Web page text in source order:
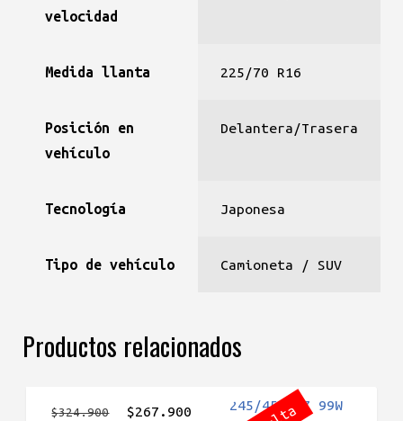
velocidad
Medida llanta 225/70 R16
Posición en
vehículo
Delantera/Trasera
Tecnología Japonesa
Tipo de vehículo Camioneta / SUV
Productos relacionados
$324.900
El$267.900